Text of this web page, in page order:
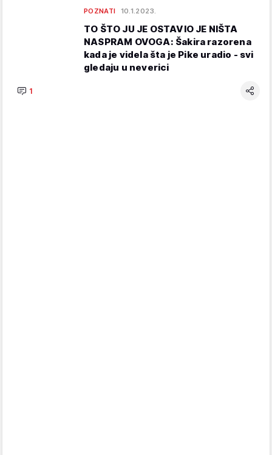
POZNATI 10.1.2023.
TO ŠTO JU JE OSTAVIO JE NIŠTA
NASPRAM OVOGA: Šakira razorena
kada je videla šta je Pike uradio - svi
gledaju u neverici
1